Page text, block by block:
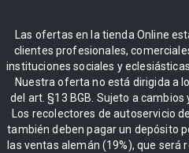
Las ofertas en la tienda Online
clientes profesionales,
instituciones sociales y
Nuestra oferta no está dirigida a
del art. §13 BGB. Sujeto a cambios
Los recolectores de autoservicio
también deben pagar un depósito
las ventas alemán (19%), que será